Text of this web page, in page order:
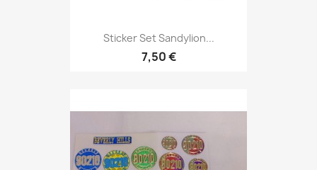
Sticker Set Sandylion...
7,50 €